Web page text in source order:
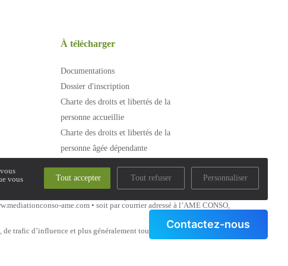
Contactez-nous
À télécharger
Documentations
Dossier d'inscription
Charte des droits et libertés de la
personne accueillie
Charte des droits et libertés de la
personne âgée dépendante
consommateur a la possibilité de saisir gratuitement le médiateur de
la réclamation écrite adressée au professionnel. La saisine du
ame.com • soit par courrier adressé à l’AME CONSO,
trafic d’influence et plus généralement toute violation d’une Loi ou
vous
Tout accepter Tout refuser Personnaliser